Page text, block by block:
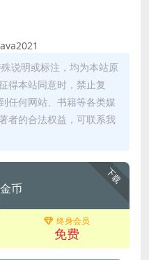
说明或标注，均为本站原
得本站同意时，禁止复
任何网站、书籍等各类媒
者的合法权益，可联系我
下载
金币
终身会员
免费